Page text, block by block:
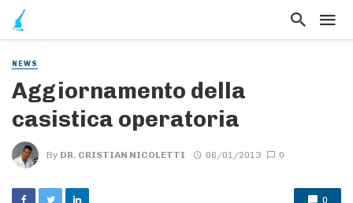
NEWS
Aggiornamento della
casistica operatoria
By DR. CRISTIAN NICOLETTI 06/01/2013 0
0